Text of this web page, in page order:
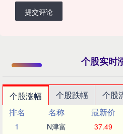
提交评论
个股实时
个股涨幅 个股跌幅 个股
排名
名称 最新价
1
N津富 37.49